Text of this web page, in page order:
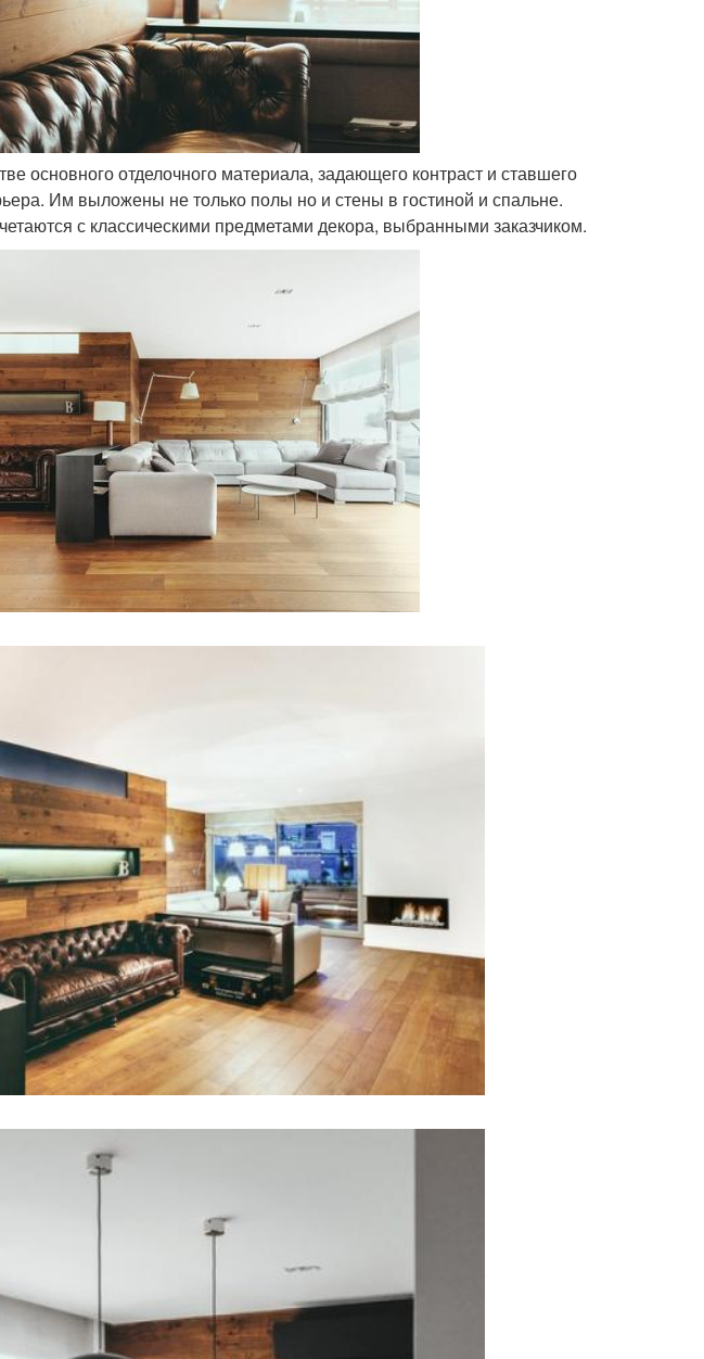
основного отделочного материала, задающего контраст и ставшего
Им выложены не только полы но и стены в гостиной и спальне.
с классическими предметами декора, выбранными заказчиком.